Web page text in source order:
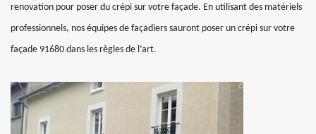
renovation pour poser du crépi sur votre façade. En utilisant des matériels
professionnels, nos équipes de façadiers sauront poser un crépi sur votre
façade 91680 dans les règles de l’art.